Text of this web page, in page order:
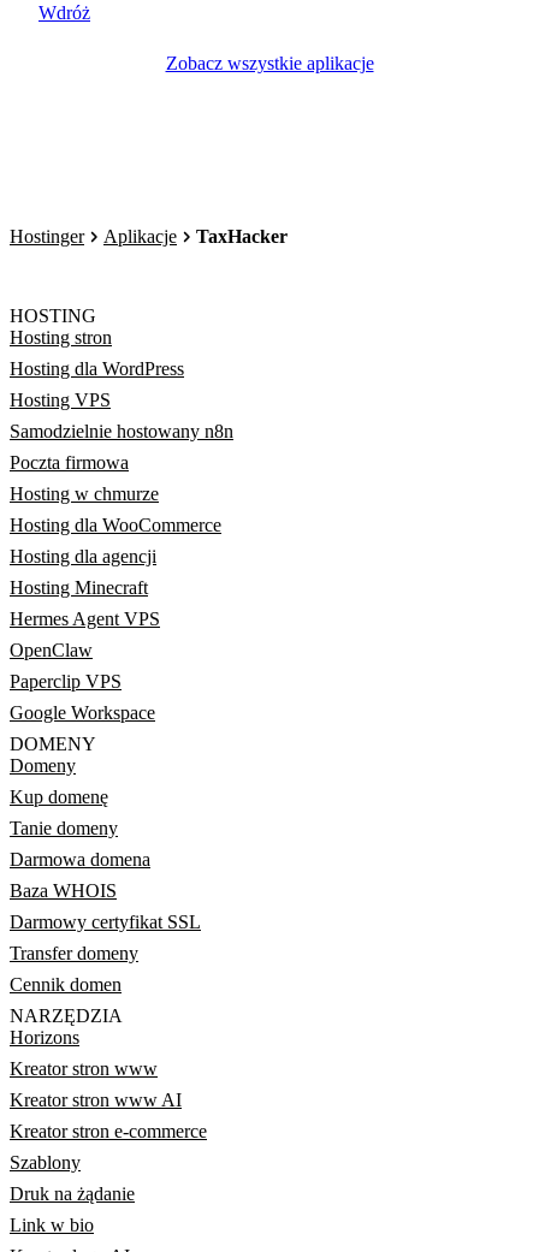
Wdróż
Zobacz wszystkie aplikacje
Hostinger Aplikacje TaxHacker
HOSTING
Hosting stron
Hosting dla WordPress
Hosting VPS
Samodzielnie hostowany n8n
Poczta firmowa
Hosting w chmurze
Hosting dla WooCommerce
Hosting dla agencji
Hosting Minecraft
Hermes Agent VPS
OpenClaw
Paperclip VPS
Google Workspace
DOMENY
Domeny
Kup domenę
Tanie domeny
Darmowa domena
Baza WHOIS
Darmowy certyfikat SSL
Transfer domeny
Cennik domen
NARZĘDZIA
Horizons
Kreator stron www
Kreator stron www AI
Kreator stron e-commerce
Szablony
Druk na żądanie
Link w bio